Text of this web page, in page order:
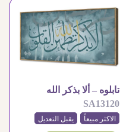
تابلوه – ألا بذكر الله
تطئمن القلوب
SA13120
الاكثر مبيعاً يقبل التعديل